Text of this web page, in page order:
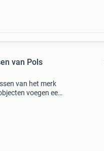
van Pols
van het merk
voegen een